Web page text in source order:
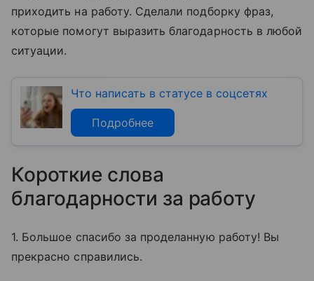
приходить на работу. Сделали подборку фраз,
которые помогут выразить благодарность в любой
ситуации.
Что написать в статусе в соцсетях
Подробнее
Короткие слова
благодарности за работу
1. Большое спасибо за проделанную работу! Вы
прекрасно справились.